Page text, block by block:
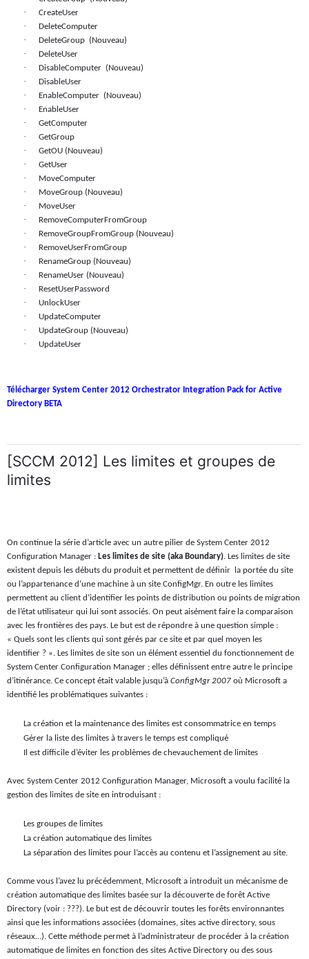
· CreateUser
· DeleteComputer
· DeleteGroup (Nouveau)
· DeleteUser
· DisableComputer (Nouveau)
· DisableUser
· EnableComputer (Nouveau)
· EnableUser
· GetComputer
· GetGroup
· GetOU (Nouveau)
· GetUser
· MoveComputer
· MoveGroup (Nouveau)
· MoveUser
· RemoveComputerFromGroup
· RemoveGroupFromGroup (Nouveau)
· RemoveUserFromGroup
· RenameGroup (Nouveau)
· RenameUser (Nouveau)
· ResetUserPassword
· UnlockUser
· UpdateComputer
· UpdateGroup (Nouveau)
· UpdateUser
Télécharger System Center 2012 Orchestrator Integration Pack for Active
Directory BETA
[SCCM 2012] Les limites et groupes de
limites
On continue la série d’article avec un autre pilier de System Center 2012
Configuration Manager : Les limites de site (aka Boundary). Les limites de site
existent depuis les débuts du produit et permettent de définir
la portée du site
ou l’appartenance d’une machine à un site ConfigMgr. En outre les limites
permettent au client d’identifier les points de distribution ou points de migration
de l’état utilisateur qui lui sont associés. On peut aisément faire la comparaison
avec les frontières des pays. Le but est de répondre à une question simple :
« Quels sont les clients qui sont gérés par ce site et par quel moyen les
identifier ? ». Les limites de site son un élément essentiel du fonctionnement de
System Center Configuration Manager ; elles définissent entre autre le principe
d’itinérance. Ce concept était valable jusqu’à ConfigMgr 2007 où Microsoft a
identifié les problématiques suivantes :
La création et la maintenance des limites est consommatrice en temps
Gérer la liste des limites à travers le temps est compliqué
Il est difficile d’éviter les problèmes de chevauchement de limites
Avec System Center 2012 Configuration Manager, Microsoft a voulu facilité la
gestion des limites de site en introduisant :
Les groupes de limites
La création automatique des limites
La séparation des limites pour l’accès au contenu et l’assignement au site.
Comme vous l’avez lu précédemment, Microsoft a introduit un mécanisme de
création automatique des limites basée sur la découverte de forêt Active
Directory (voir : ???). Le but est de découvrir toutes les forêts environnantes
ainsi que les informations associées (domaines, sites active directory, sous
réseaux…). Cette méthode permet à l’administrateur de procéder à la création
automatique de limites en fonction des sites Active Directory ou des sous